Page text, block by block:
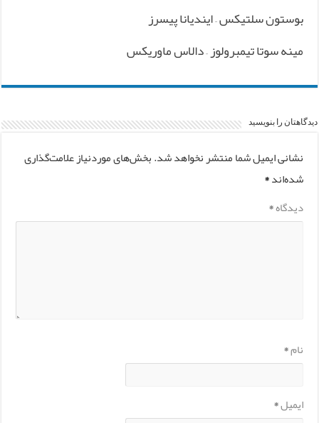
بوستون سلتیکس – ایندیانا پیسرز
مینه سوتا تیمبرولوز – دالاس ماوریکس
دیدگاهتان را بنویسید
نشانی ایمیل شما منتشر نخواهد شد.بخش‌های موردنیاز علامت‌گذاری
شده‌اند*
دیدگاه*
نام*
ایمیل*